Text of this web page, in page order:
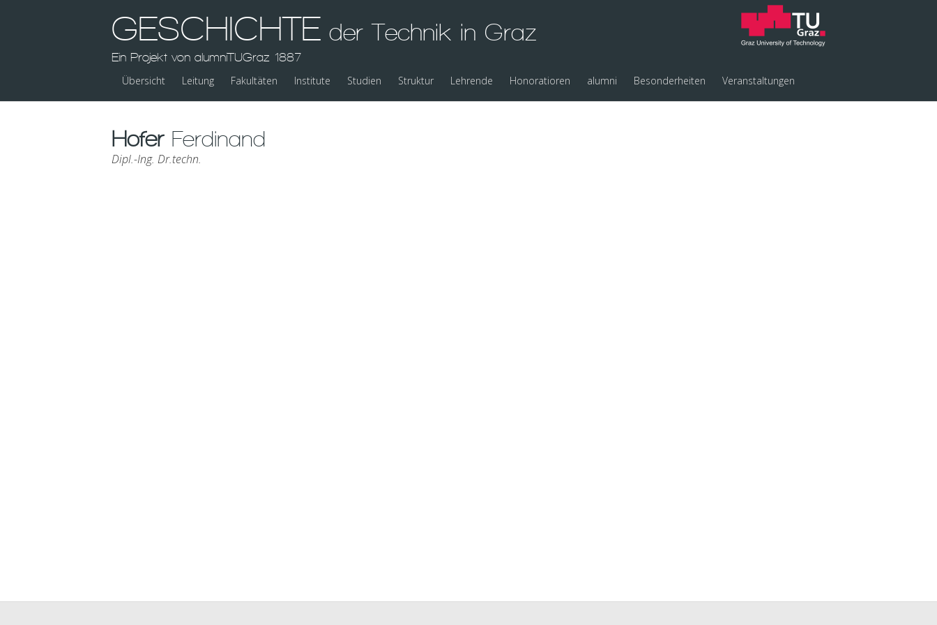
GESCHICHTE der Technik in Graz
Ein Projekt von alumniTUGraz 1887
Übersicht Leitung Fakultäten Institute Studien Struktur Lehrende Honoratioren alumni Besonderheiten Veranstaltungen
HoferFerdinand
Dipl.-Ing. Dr.techn.